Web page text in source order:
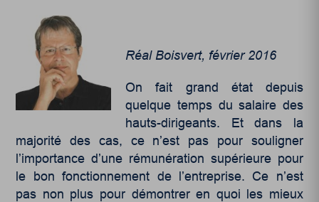
Réal Boisvert, février 2016
On fait grand état depuis
quelque temps du salaire des
hauts-dirigeants. Et dans la
majorité des cas, ce n’est pas pour souligner
l’importance d’une rémunération supérieure pour
le bon fonctionnement de l’entreprise. Ce n’est
pas non plus pour démontrer en quoi les mieux